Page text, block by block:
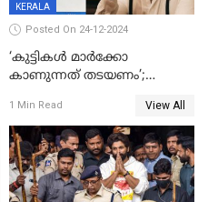
KERALA
Posted On 24-12-2024
‘കുട്ടികൾ മാർക്കോ
കാണുന്നത് തടയണം’;
മാതാപിതാക്കൾക്കൊപ്പം
കുട്ടികളുമെത്തുന്നു;
മുഖ്യമന്ത്രിക്ക് പരാതി നൽകി
കെപിസിസി അംഗം
1 Min Read View All